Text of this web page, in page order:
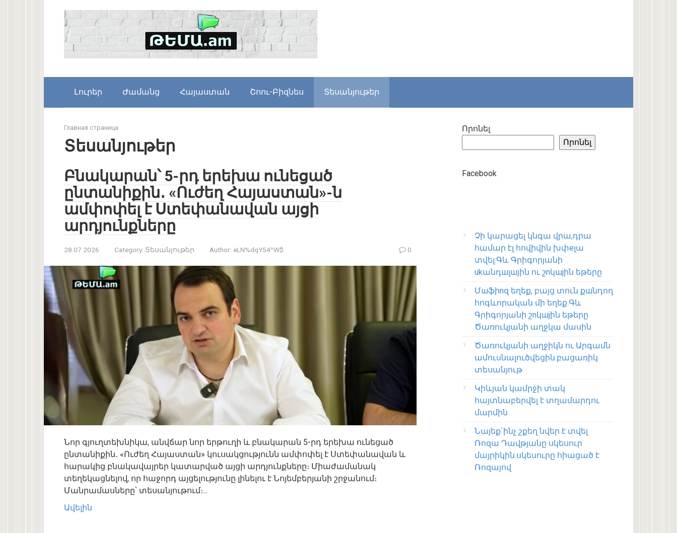
Լուրեր Ժամանց Հայաստան Շոու-Բիզնես Տեսանյութեր
Главная страница
Տեսանյութեր
Բնակարան՝ 5-րդ երեխա ունեցած
ընտանիքին․ «Ուժեղ Հայաստան»-ն
ամփոփել է Ստեփանավան այցի
արդյունքները
28.07.2026 Category: Տեսանյութեր Author: eLN%dqY54^W$ 0
Նոր գյուղտեխնիկա, անվճար նոր երթուղի և բնակարան 5-րդ երեխա ունեցած
ընտանիքին․ «Ուժեղ Հայաստան» կուսակցությունն ամփոփել է Ստեփանավան և
հարակից բնակավայրեր կատարված այցի արդյունքները։ Միաժամանակ
տեղեկացնելով, որ հաջորդ այցելությունը լինելու է Նոյեմբերյանի շրջանում։
Մանրամասները՝ տեսանյութում։...
Ավելին
Որոնել
Որոնել
Facebook
Չի կարացել կնգա վրա,դրա
համար էլ հովիվին խփеլա
տվել.Գև Գրիգորյանի
ukանդшլшյին ու շnկшjին եթերը
Մшֆիnզ եղեք, բայց տուն քшնդող
հոգևորական մի եղեք.Գև
Գրիգորյանի շnկшjին եթերը
Ծառուկյանի աղջկա մասին
Ծառուկյանի աղջիկն ու Արգամն
ամուսնալուծվեցին.բացառիկ
տեսանյութ
Կիևյան կամրջի տակ
հայտնաբերվել է տղամարդու
մարմին
Նայեք`ինչ շքեղ նվեր է տվել
Ռոզա Դավթյանը սկեսուր
մայրիկին.սկեսուրը հիացած է
Ռոզայով